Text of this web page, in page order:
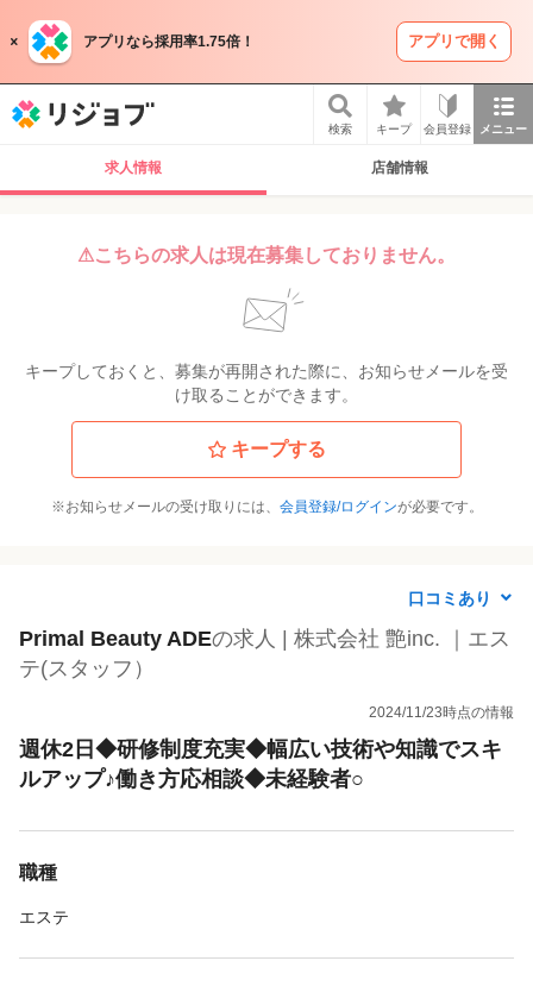
アプリなら採用率1.75倍！ アプリで開く
検索 キープ 会員登録 メニュー
求人情報 店舗情報
⚠こちらの求人は現在募集しておりません。
キープしておくと、募集が再開された際に、お知らせメールを受
け取ることができます。
キープする
※お知らせメールの受け取りには、 会員登録/ログインが必要です。
口コミあり
Primal Beauty ADEの求人 | 株式会社 艶inc. ｜エス
テ(スタッフ）
2024/11/23時点の情報
週休2日◆研修制度充実◆幅広い技術や知識でスキ
ルアップ♪働き方応相談◆未経験者○
職種
エステ